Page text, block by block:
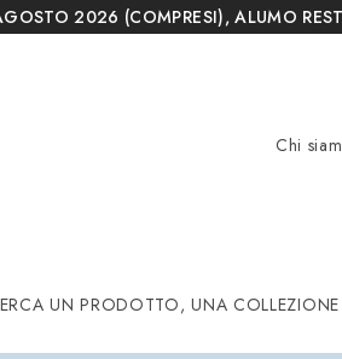
2026 (COMPRESI), ALUMO
Chi
UN PRODOTTO, UNA COLLEZIONE